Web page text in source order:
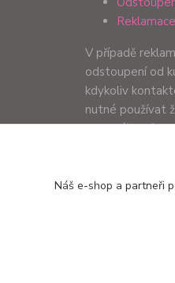
V případě
odstoupení od
kdykoliv
nutné používat
formulář.
Náš e-shop a partneři